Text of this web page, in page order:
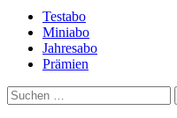
Testabo
Miniabo
Jahresabo
Prämien
Suchen
nach: